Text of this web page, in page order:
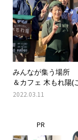
みんなが集う場所
＆カフェ 木もれ陽(
2022.03.11
PR